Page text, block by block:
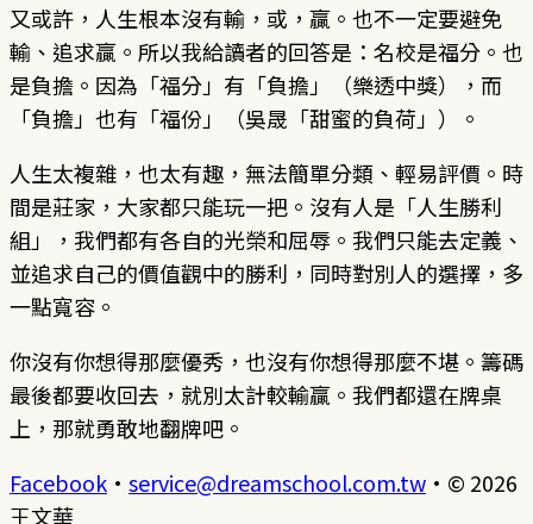
又或許，人生根本沒有輸，或，贏。也不一定要避免
輸、追求贏。所以我給讀者的回答是：名校是福分。也
是負擔。因為「福分」有「負擔」（樂透中獎），而
「負擔」也有「福份」（吳晟「甜蜜的負荷」）。
人生太複雜，也太有趣，無法簡單分類、輕易評價。時
間是莊家，大家都只能玩一把。沒有人是「人生勝利
組」，我們都有各自的光榮和屈辱。我們只能去定義、
並追求自己的價值觀中的勝利，同時對別人的選擇，多
一點寬容。
你沒有你想得那麼優秀，也沒有你想得那麼不堪。籌碼
最後都要收回去，就別太計較輸贏。我們都還在牌桌
上，那就勇敢地翻牌吧。
Facebook · service@dreamschool.com.tw · © 2026
王文華